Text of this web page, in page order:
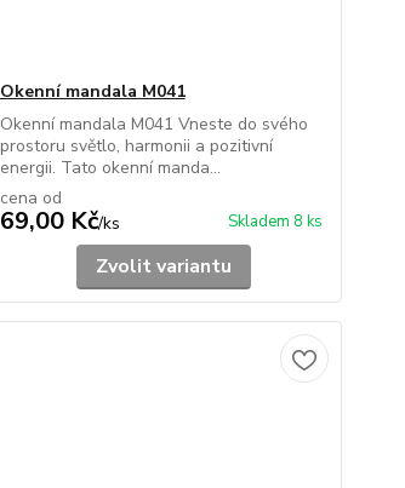
Okenní mandala M041
Okenní mandala M041 Vneste do svého
prostoru světlo, harmonii a pozitivní
energii. Tato okenní manda...
cena od
69,00 Kč/ks Skladem 8 ks
Zvolit variantu